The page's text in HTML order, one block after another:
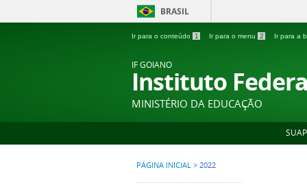
BRASIL
Ir para o conteúdo 1 Ir para o menu 2 Ir para a
IF GOIANO
Instituto
MINISTÉRIO DA EDUCAÇÃO
SUAP
PÁGINA INICIAL > 2022